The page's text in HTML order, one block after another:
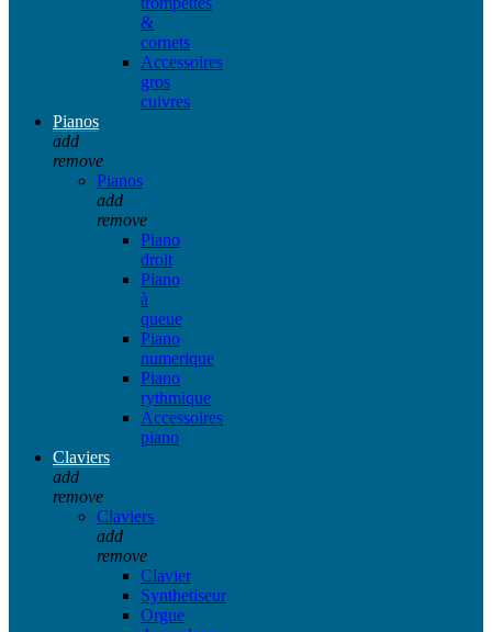
&
cornets
Accessoires
gros
cuivres
Pianos
add
remove
Pianos
add
remove
Piano
droit
Piano
à
queue
Piano
numerique
Piano
rythmique
Accessoires
piano
Claviers
add
remove
Claviers
add
remove
Clavier
Synthetiseur
Orgue